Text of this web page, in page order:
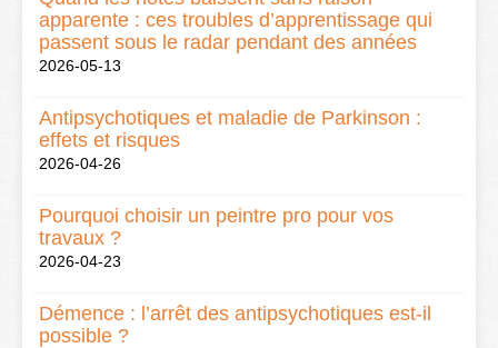
apparente : ces troubles d’apprentissage qui
passent sous le radar pendant des années
2026-05-13
Antipsychotiques et maladie de Parkinson :
effets et risques
2026-04-26
Pourquoi choisir un peintre pro pour vos
travaux ?
2026-04-23
Démence : l’arrêt des antipsychotiques est-il
possible ?